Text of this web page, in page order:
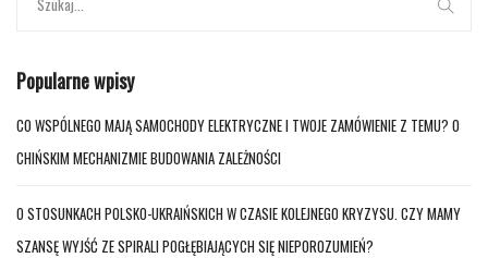
Popularne wpisy
CO WSPÓLNEGO MAJĄ SAMOCHODY ELEKTRYCZNE I TWOJE ZAMÓWIENIE Z TEMU? O
CHIŃSKIM MECHANIZMIE BUDOWANIA ZALEŻNOŚCI
O STOSUNKACH POLSKO-UKRAIŃSKICH W CZASIE KOLEJNEGO KRYZYSU. CZY MAMY
SZANSĘ WYJŚĆ ZE SPIRALI POGŁĘBIAJĄCYCH SIĘ NIEPOROZUMIEŃ?